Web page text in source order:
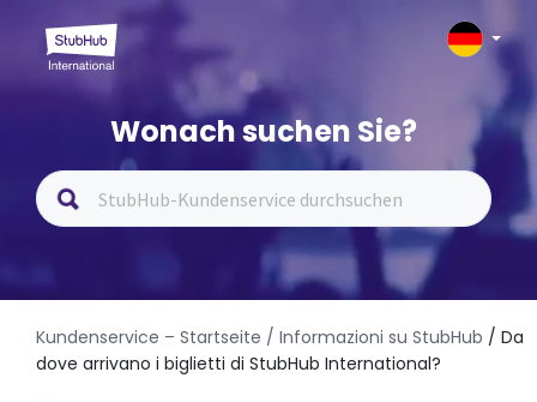
Wonach suchen Sie?
Kundenservice – Startseite / Informazioni su StubHub / Da
dove arrivano i biglietti di StubHub International?